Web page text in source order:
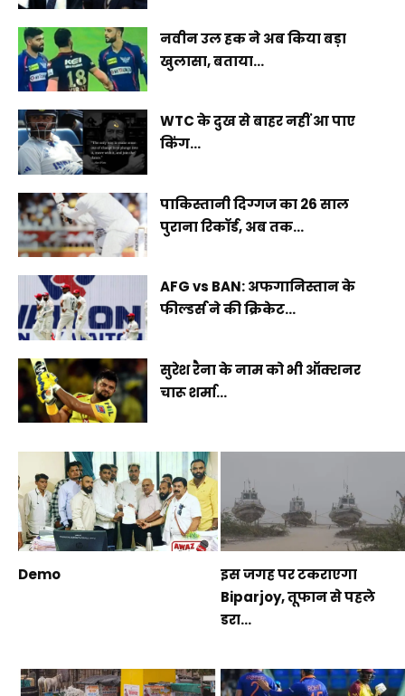
नवीन उल हक ने अब किया बड़ा
खुलासा, बताया...
WTC के दुख से बाहर नहीं आ पाए
किंग...
पाकिस्तानी दिग्गज का 26 साल
पुराना रिकॉर्ड, अब तक...
AFG vs BAN: अफगानिस्तान के
फील्डर्स ने की क्रिकेट...
सुरेश रैना के नाम को भी ऑक्शनर
चारू शर्मा...
Demo
इस जगह पर टकराएगा
Biparjoy, तूफान से पहले
डरा...